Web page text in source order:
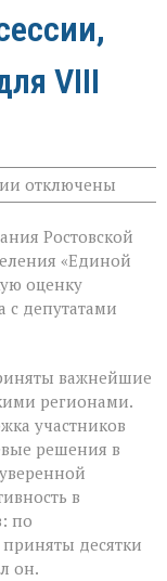
VIII
к
записи
Государственной
Думе
состоялось
заключительное
сессии,
ставшее
последним
для
VIII
созыва
отключены
Ростовской
«Единой
оценку
с депутатами
важнейшие
регионами.
участников
решения в
в
по
десятки
он.